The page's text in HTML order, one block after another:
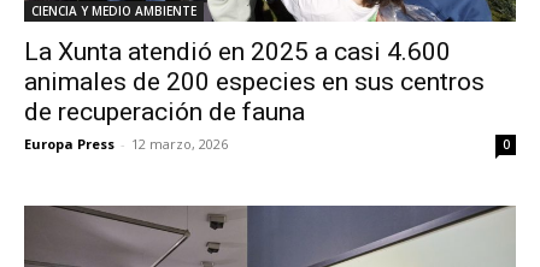
CIENCIA Y MEDIO AMBIENTE
La Xunta atendió en 2025 a casi 4.600
animales de 200 especies en sus centros
de recuperación de fauna
Europa Press - 12 marzo, 2026 0